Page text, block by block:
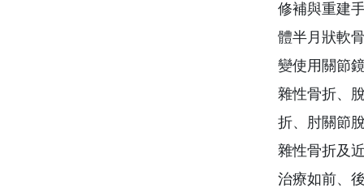
修補與重建
體半月狀軟
變使用關節
雜性骨折、
折、肘關節
雜性骨折及
治療如前、